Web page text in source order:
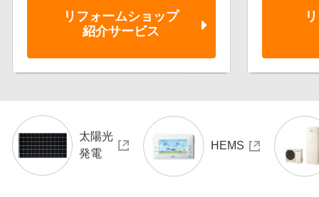
リフォームショップ
紹介サービス
太陽光
発電
HEMS